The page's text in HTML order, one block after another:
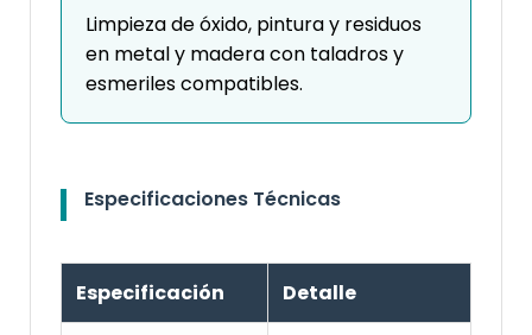
Limpieza de óxido, pintura y residuos
en metal y madera con taladros y
esmeriles compatibles.
Especificaciones Técnicas
Especificación Detalle